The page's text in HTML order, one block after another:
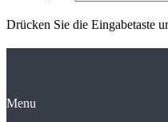
Drücken Sie die Eingabetaste
Menu